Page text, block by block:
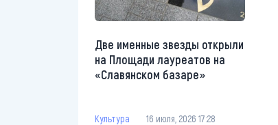
Две именные звезды открыли
на Площади лауреатов на
«Славянском базаре»
Культура 16 июля, 2026 17:28